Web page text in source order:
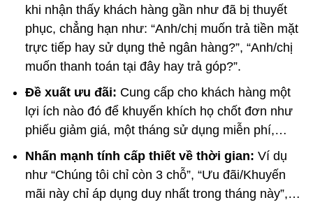
khi nhận thấy khách hàng gần như đã bị thuyết
phục, chẳng hạn như: “Anh/chị muốn trả tiền mặt
trực tiếp hay sử dụng thẻ ngân hàng?”, “Anh/chị
muốn thanh toán tại đây hay trả góp?”.
Đề xuất ưu đãi: Cung cấp cho khách hàng một
lợi ích nào đó để khuyến khích họ chốt đơn như
phiếu giảm giá, một tháng sử dụng miễn phí,…
Nhấn mạnh tính cấp thiết về thời gian: Ví dụ
như “Chúng tôi chỉ còn 3 chỗ”, “Ưu đãi/Khuyến
mãi này chỉ áp dụng duy nhất trong tháng này”,…